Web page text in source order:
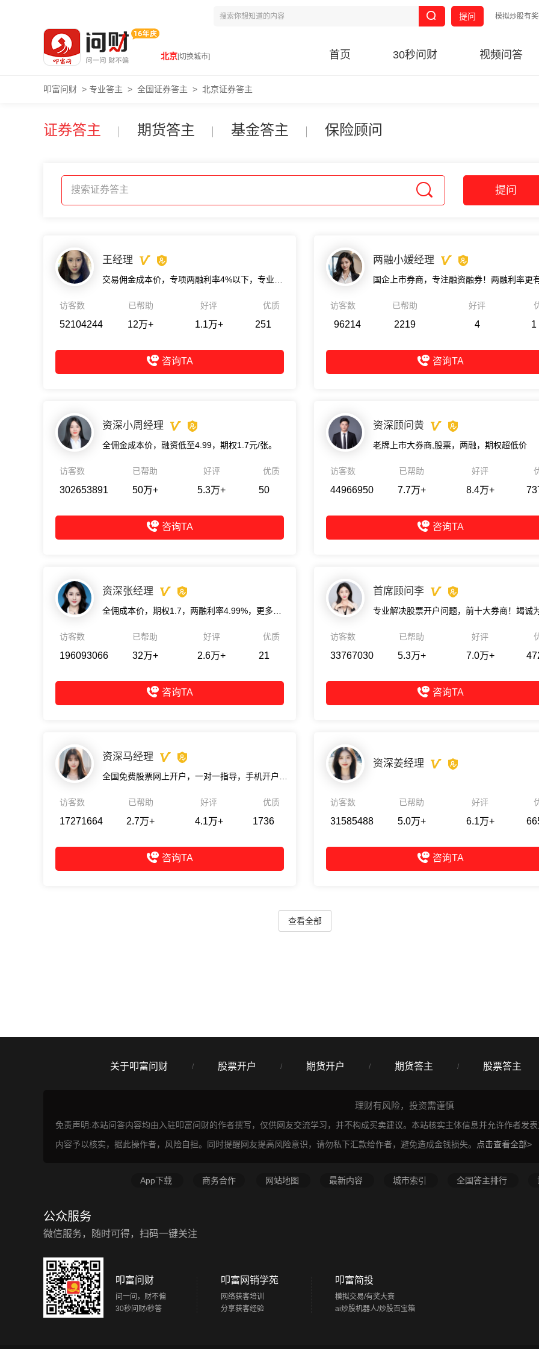
模拟炒股有
提问
北京[切换城市] 首页 30秒问财 视频问答
叩富问财 > 专业答主 > 全国证券答主 > 北京证券答主
证券答主 期货答主 基金答主 保险顾问
搜索证券答主 提问
王经理
访客数 已帮助 好评 优质
52104244 12万+ 1.1万+ 251
咨询TA
两融小嫒经理
访客数 已帮助 好评
96214 2219 4 1
咨询TA
资深小周经理
全佣金成本价，融资低至4.99，期权1.7元/张。
访客数 已帮助 好评 优质
302653891 50万+ 5.3万+ 50
咨询TA
资深顾问黄
老牌上市大券商,股票，两融，期权超低价
访客数 已帮助 好评
44966950 7.7万+ 8.4万+
咨询TA
资深张经理
访客数 已帮助 好评 优质
196093066 32万+ 2.6万+ 21
咨询TA
首席顾问李
访客数 已帮助 好评
33767030 5.3万+ 7.0万+
咨询TA
资深马经理
访客数 已帮助 好评 优质
17271664 2.7万+ 4.1万+ 1736
咨询TA
资深姜经理
访客数 已帮助 好评
31585488 5.0万+ 6.1万+
咨询TA
查看全部
关于叩富问财 / 股票开户 / 期货开户 / 期货答主 / 股票答主
理财有风险，投资需谨慎
免责声明:本站问答内容均由入驻叩富问财的作者撰写，仅供网友交流学习，并不构成买卖建议。本站核实主体信息并允许作者发
内容予以核实，据此操作者，风险自担。同时提醒网友提高风险意识，请勿私下汇款给作者，避免造成金钱损失。
点击查看全部>
App下载 商务合作 网站地图 最新内容 城市索引 全国答主排行
公众服务
微信服务，随时可得，扫码一键关注
叩富问财
问一问，财不偏
30秒问财/秒答
叩富网销学苑
网络获客培训
分享获客经验
叩富简投
模拟交易/有奖大赛
ai炒股机器人/炒股百宝箱